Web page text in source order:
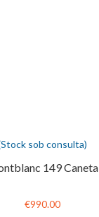
sob consulta)
149 Caneta
€990.00